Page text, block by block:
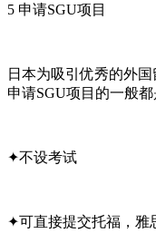
5 申请SGU项目
日本为吸引优秀的外
申请SGU项目的一般都
✦不设考试
✦可直接提交托福，雅